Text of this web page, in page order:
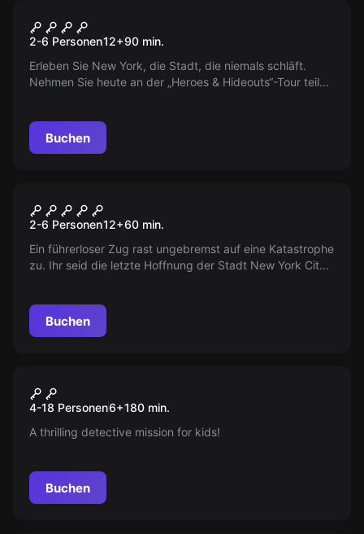
Superhelden
2-6 Personen12+90 min.
Erleben Sie New York, die Stadt, die niemals schläft.
Nehmen Sie heute an der „Heroes & Hideouts“-Tour teil
Buchen
Subway
2-6 Personen12+60 min.
Ein führerloser Zug rast ungebremst auf eine Katastrophe
zu. Ihr seid die letzte Hoffnung der Stadt New York City.
Buchen
Neu
Operation Fox Hunt
4-18 Personen6+180 min.
A thrilling detective mission for kids!
Buchen